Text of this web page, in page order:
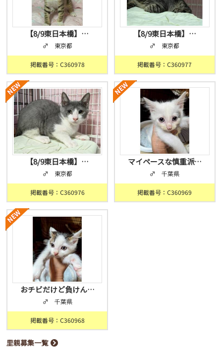
【8/9東日本橋】…
♂ 東京都
掲載番号：C360978
【8/9東日本橋】…
♂ 東京都
掲載番号：C360977
【8/9東日本橋】…
♂ 東京都
掲載番号：C360976
マイペースな慎重派…
♂ 千葉県
掲載番号：C360969
おチビだけど負けん…
♂ 千葉県
掲載番号：C360968
里親募集一覧